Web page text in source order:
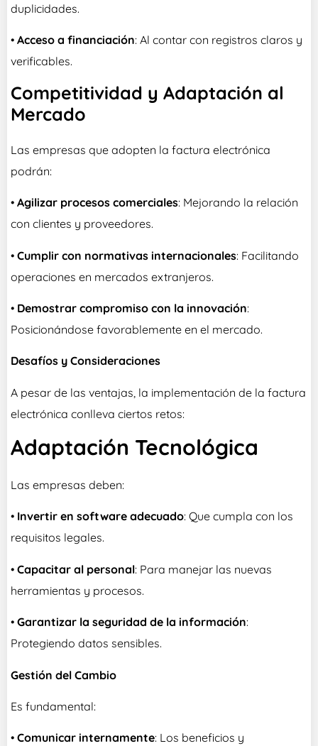
duplicidades.
• Acceso a financiación: Al contar con registros claros y
verificables.
Competitividad y Adaptación al
Mercado
Las empresas que adopten la factura electrónica
podrán:
• Agilizar procesos comerciales: Mejorando la relación
con clientes y proveedores.
• Cumplir con normativas internacionales: Facilitando
operaciones en mercados extranjeros.
• Demostrar compromiso con la innovación:
Posicionándose favorablemente en el mercado.
Desafíos y Consideraciones
A pesar de las ventajas, la implementación de la factura
electrónica conlleva ciertos retos:
Adaptación Tecnológica
Las empresas deben:
• Invertir en software adecuado: Que cumpla con los
requisitos legales.
• Capacitar al personal: Para manejar las nuevas
herramientas y procesos.
• Garantizar la seguridad de la información:
Protegiendo datos sensibles.
Gestión del Cambio
Es fundamental:
• Comunicar internamente: Los beneficios y